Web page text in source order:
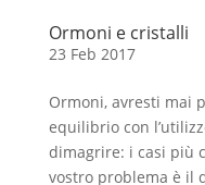
Ormoni e cristalli
23 Feb 2017
Ormoni, avresti mai
equilibrio con
dimagrire: i casi più
vostro problema è il